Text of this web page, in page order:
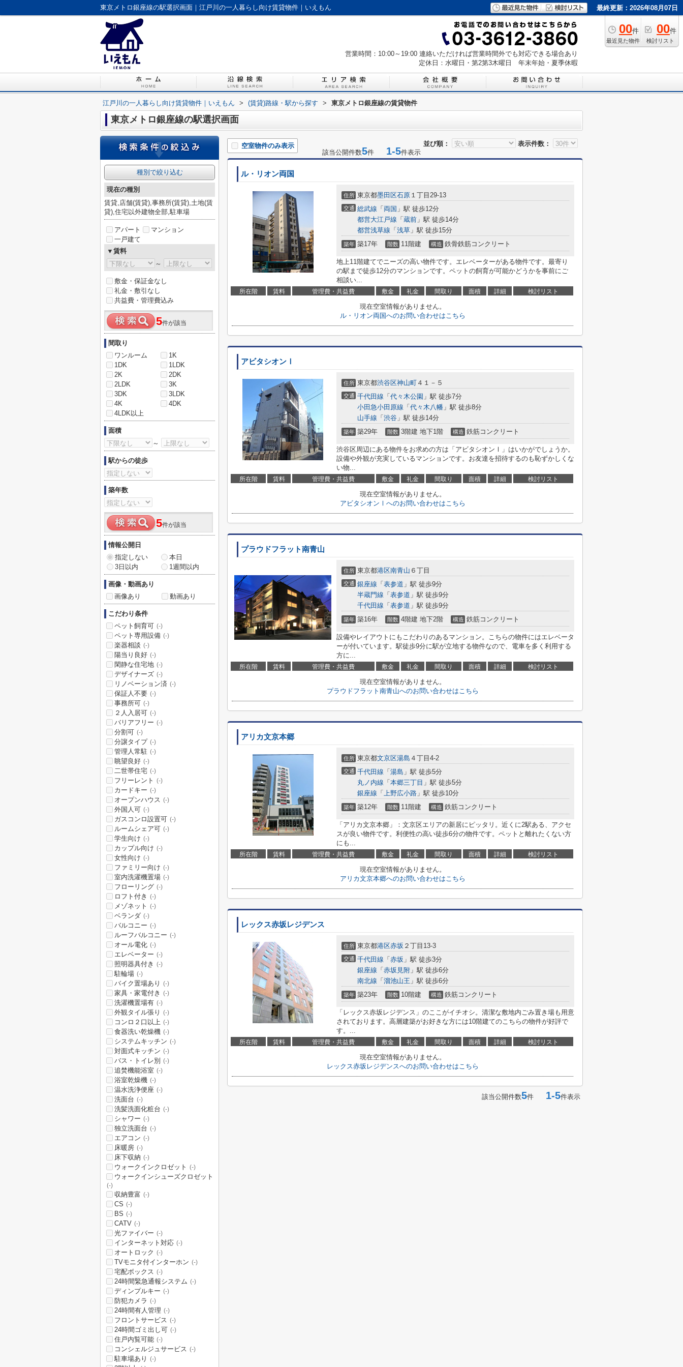
東京メトロ銀座線の駅選択画面｜江戸川の一人暮らし向け賃貸物件｜いえもん 最終更新：2026年08月07日
00件
最近見た物件
00件
検討リスト
営業時間：10:00～19:00 連絡いただければ営業時間外でも対応できる場合あり
定休日：水曜日・第2第3木曜日 年末年始・夏季休暇
江戸川の一人暮らし向け賃貸物件｜いえもん > (賃貸)路線・駅から探す > 東京メトロ銀座線の賃貸物件
東京メトロ銀座線の駅選択画面
並び順： 表示件数：
空室物件のみ表示
該当公開件数5件 1-5件表示
ル・リオン両国
住所 東京都墨田区石原 １丁目29-13
交通 総武線 「 両国 」駅 徒歩12分
都営大江戸線 「 蔵前 」駅 徒歩14分
都営浅草線 「 浅草 」駅 徒歩15分
築年 築17年 階数 11階建 構造 鉄骨鉄筋コンクリート
地上11階建てでニーズの高い物件です。エレベーターがある物件です。最寄り
の駅まで徒歩12分のマンションです。ペットの飼育が可能かどうかを事前にご
相談い...
所在階 賃料 管理費・共益費 敷金 礼金 間取り 面積 詳細 検討リスト
現在空室情報がありません。
ル・リオン両国へのお問い合わせはこちら
アビタシオンⅠ
住所 東京都渋谷区神山町 ４１－５
交通 千代田線 「 代々木公園 」駅 徒歩7分
小田急小田原線 「 代々木八幡 」駅 徒歩8分
山手線 「 渋谷 」駅 徒歩14分
築年 築29年 階数 3階建 地下1階 構造 鉄筋コンクリート
渋谷区周辺にある物件をお求めの方は「アビタシオンⅠ」はいかがでしょうか。
設備や外観が充実しているマンションです。お友達を招待するのも恥ずかしくな
い物...
所在階 賃料 管理費・共益費 敷金 礼金 間取り 面積 詳細 検討リスト
現在空室情報がありません。
アビタシオンⅠへのお問い合わせはこちら
プラウドフラット南青山
住所 東京都港区南青山 ６丁目
交通 銀座線 「 表参道 」駅 徒歩9分
半蔵門線 「 表参道 」駅 徒歩9分
千代田線 「 表参道 」駅 徒歩9分
築年 築16年 階数 4階建 地下2階 構造 鉄筋コンクリート
設備やレイアウトにもこだわりのあるマンション。こちらの物件にはエレベータ
ーが付いています。駅徒歩9分に駅が立地する物件なので、電車を多く利用する
方に...
所在階 賃料 管理費・共益費 敷金 礼金 間取り 面積 詳細 検討リスト
現在空室情報がありません。
プラウドフラット南青山へのお問い合わせはこちら
アリカ文京本郷
住所 東京都文京区湯島 ４丁目4-2
交通 千代田線 「 湯島 」駅 徒歩5分
丸ノ内線 「 本郷三丁目 」駅 徒歩5分
銀座線 「 上野広小路 」駅 徒歩10分
築年 築12年 階数 11階建 構造 鉄筋コンクリート
「アリカ文京本郷」：文京区エリアの新居にピッタリ。近くに2駅ある、アクセ
スが良い物件です。利便性の高い徒歩6分の物件です。ペットと離れたくない方
にも...
所在階 賃料 管理費・共益費 敷金 礼金 間取り 面積 詳細 検討リスト
現在空室情報がありません。
アリカ文京本郷へのお問い合わせはこちら
レックス赤坂レジデンス
住所 東京都港区赤坂 ２丁目13-3
交通 千代田線 「 赤坂 」駅 徒歩3分
銀座線 「 赤坂見附 」駅 徒歩6分
南北線 「 溜池山王 」駅 徒歩6分
築年 築23年 階数 10階建 構造 鉄筋コンクリート
「レックス赤坂レジデンス」のここがイチオシ。清潔な敷地内ごみ置き場も用意
されております。高層建築がお好きな方には10階建てのこちらの物件が好評で
す。...
所在階 賃料 管理費・共益費 敷金 礼金 間取り 面積 詳細 検討リスト
現在空室情報がありません。
レックス赤坂レジデンスへのお問い合わせはこちら
該当公開件数5件 1-5件表示
種別で絞り込む
現在の種別
賃貸,店舗(賃貸),事務所(賃貸),土地(賃
貸),住宅以外建物全部,駐車場
アパート
マンション
一戸建て
▼賃料
～
敷金・保証金なし
礼金・敷引なし
共益費・管理費込み
5件が該当
間取り
ワンルーム
1K
1DK
1LDK
2K
2DK
2LDK
3K
3DK
3LDK
4K
4DK
4LDK以上
面積
～
駅からの徒歩
築年数
5件が該当
情報公開日
指定しない
本日
3日以内
1週間以内
画像・動画あり
画像あり
動画あり
こだわり条件
ペット飼育可 (-)
ペット専用設備 (-)
楽器相談 (-)
陽当り良好 (-)
閑静な住宅地 (-)
デザイナーズ (-)
リノベーション済 (-)
保証人不要 (-)
事務所可 (-)
２人入居可 (-)
バリアフリー (-)
分割可 (-)
分譲タイプ (-)
管理人常駐 (-)
眺望良好 (-)
二世帯住宅 (-)
フリーレント (-)
カードキー (-)
オープンハウス (-)
外国人可 (-)
ガスコンロ設置可 (-)
ルームシェア可 (-)
学生向け (-)
カップル向け (-)
女性向け (-)
ファミリー向け (-)
室内洗濯機置場 (-)
フローリング (-)
ロフト付き (-)
メゾネット (-)
ベランダ (-)
バルコニー (-)
ルーフバルコニー (-)
オール電化 (-)
エレベーター (-)
照明器具付き (-)
駐輪場 (-)
バイク置場あり (-)
家具・家電付き (-)
洗濯機置場有 (-)
外観タイル張り (-)
コンロ２口以上 (-)
食器洗い乾燥機 (-)
システムキッチン (-)
対面式キッチン (-)
バス・トイレ別 (-)
追焚機能浴室 (-)
浴室乾燥機 (-)
温水洗浄便座 (-)
洗面台 (-)
洗髪洗面化粧台 (-)
シャワー (-)
独立洗面台 (-)
エアコン (-)
床暖房 (-)
床下収納 (-)
ウォークインクロゼット (-)
ウォークインシューズクロゼット
(-)
収納豊富 (-)
CS (-)
BS (-)
CATV (-)
光ファイバー (-)
インターネット対応 (-)
オートロック (-)
TVモニタ付インターホン (-)
宅配ボックス (-)
24時間緊急通報システム (-)
ディンプルキー (-)
防犯カメラ (-)
24時間有人管理 (-)
フロントサービス (-)
24時間ゴミ出し可 (-)
住戸内覧可能 (-)
コンシェルジュサービス (-)
駐車場あり (-)